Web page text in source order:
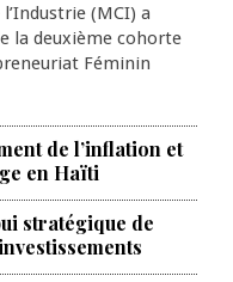
(MCI) a
la deuxième cohorte
Féminin
de l’inflation et
en Haïti
stratégique de